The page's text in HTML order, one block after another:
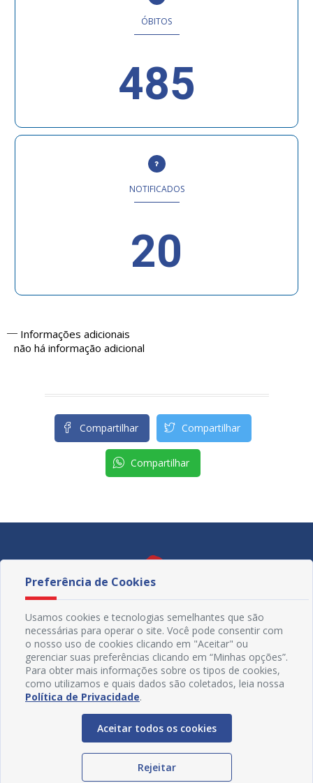
ÓBITOS
485
NOTIFICADOS
20
Informações adicionais
não há informação adicional
Compartilhar Compartilhar
Compartilhar
Redes Sociais
Preferência de Cookies
Usamos cookies e tecnologias semelhantes que são
necessárias para operar o site. Você pode consentir com
o nosso uso de cookies clicando em "Aceitar" ou
gerenciar suas preferências clicando em “Minhas opções”.
Para obter mais informações sobre os tipos de cookies,
como utilizamos e quais dados são coletados, leia nossa
Política de Privacidade.
Aceitar todos os cookies
Rejeitar